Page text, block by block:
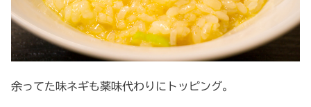
余ってた味ネギも薬味代わりにトッピング。